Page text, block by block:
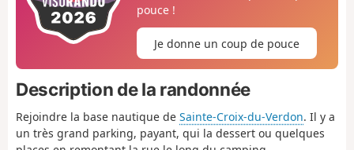
pouce !
Je donne un coup de pouce
Description de la randonnée
Rejoindre la base nautique de Sainte-Croix-du-Verdon. Il y a
un très grand parking, payant, qui la dessert ou quelques